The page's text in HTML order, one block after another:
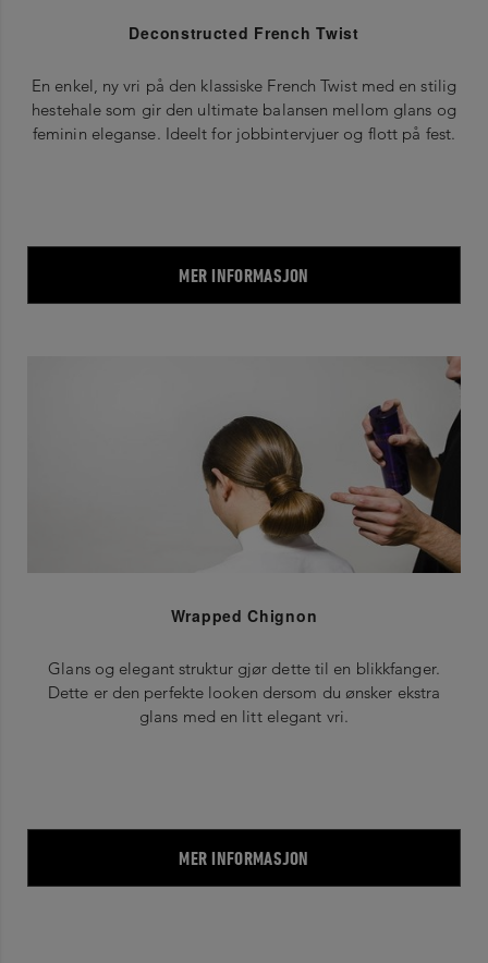
Deconstructed French Twist
En enkel, ny vri på den klassiske French Twist med en stilig
hestehale som gir den ultimate balansen mellom glans og
feminin eleganse. Ideelt for jobbintervjuer og flott på fest.
MER INFORMASJON
Wrapped Chignon
Glans og elegant struktur gjør dette til en blikkfanger.
Dette er den perfekte looken dersom du ønsker ekstra
glans med en litt elegant vri.
MER INFORMASJON